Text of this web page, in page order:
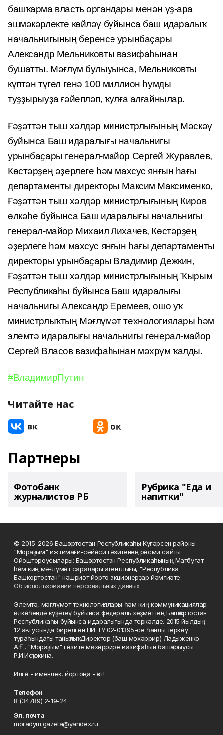
башҡарма власть органдары менән үҙ-ара
эшмәкәрлекте көйләү буйынса баш идаралыҡ
начальнигының беренсе урынбаҫары
Александр Мельниковты вазифаһынан
бушатты. Мәғлүм булыуынса, Мельниковты
күптән түгел генә 100 миллион һумды
туҙҙырыуҙа ғәйепләп, ҡулға алғайнылар.
Ғәҙәттән тыш хәлдәр министрлығының Мәскәү
буйынса Баш идаралығы начальнигы
урынбаҫары генерал-майор Сергей Журавлев,
Көстәрҙең әҙерлеге һәм махсус янғын һағы
департаменты директоры Максим Максименко,
Ғәҙәттән тыш хәлдәр министрлығының Киров
өлкәһе буйынса Баш идаралығы начальнигы
генерал-майор Михаил Лихачев, Көстәрҙең
әҙерлеге һәм махсус янғын һағы департаменты
директоры урынбаҫары Владимир Дежкин,
Ғәҙәттән тыш хәлдәр министрлығының Ҡырым
Республикаһы буйынса Баш идаралығы
начальнигы Александр Еремеев, ошо уҡ
министрлыҡтың Мәғлүмәт технологиялары һәм
элемтә идаралығы начальнигы генерал-майор
Сергей Власов вазифаһынан мәхрүм ҡалды.
#ВладимирПутин
Читайте нас
Партнеры
Фотобанк
журналистов РБ
Рубрика "Еда и
напитки"
© 2015-2026 Башҡортостан Республикаһы Күгәрсен районы
"Мораҙым" ижтимағи-сәйәси гәзитенең рәсми сайты.
Ойоштороусылары: Башҡортостан Республикаһының Матбуғат
һәм киң мәғлүмәт саралары агентлығы, "Республика
Башкортостан" нәшриәт йорто акционерҙар йәмғиәте.
Об использовании персональных данных
Элемтә, мәғлүмәт технологиялары һәм киң коммуникациялар
өлкәһендә күҙәтеү буйынса федераль хеҙмәттең Башҡортостан
Республикаһы буйынса идаралығында теркәлде. 2015 йылдың
12 авгусында бирелгән ПИ ТУ 02-01395-се һанлы теркәү
тураһындағы таныҡлыҡ. Директор (баш мөхәррир) Ладыженко
А.Ғ., "Мораҙым" гәзите мөхәррире вазифаһын башҡарыусы
Р.И.Исҡужина.
Илгә - именлек, йортоңа - ҡот!
Телефон
8 (34789) 2-19-24
Эл. почта
moradym.gazeta@yandex.ru